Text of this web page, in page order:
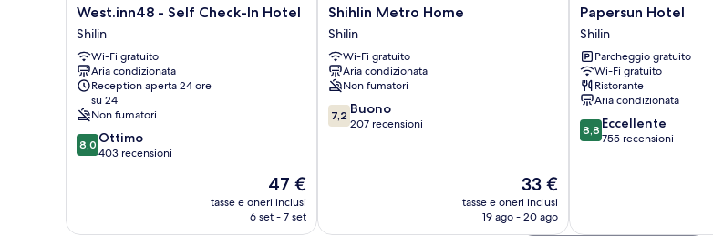
West.inn48
-
Self
Check-
In
Hotel
Shilin
West.inn48 - Self Check-In Hotel
Shilin
Wi-Fi gratuito
Aria condizionata
Reception aperta 24 ore
su 24
Non fumatori
8.0
su
8,0 Ottimo
403 recensioni
Il
prezzo
attuale
47 €
tasse e oneri inclusi
6 set - 7 set
Shihlin
Metro
Home
Shilin
Shihlin Metro Home
Shilin
Wi-Fi gratuito
Aria condizionata
Non fumatori
7.2
su
7,2 Buono
207 recensioni
Il
prezzo
attuale
33 €
tasse e oneri inclusi
19 ago - 20 ago
Papersun
Hotel
Shilin
Papersun Hotel
Shilin
Parcheggio gratuito
Wi-Fi gratuito
Ristorante
Aria condizionata
8.8
su
8,8 Eccellente
755 recensioni